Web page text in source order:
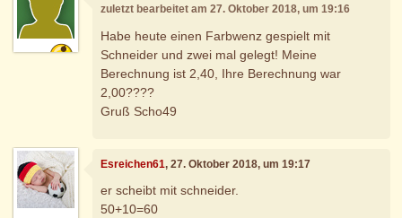
zuletzt bearbeitet am 27. Oktober 2018, um 19:16
Habe heute einen Farbwenz gespielt mit
Schneider und zwei mal gelegt! Meine
Berechnung ist 2,40, Ihre Berechnung war
2,00????
Gruß Scho49
Esreichen61, 27. Oktober 2018, um 19:17
er scheibt mit schneider.
50+10=60